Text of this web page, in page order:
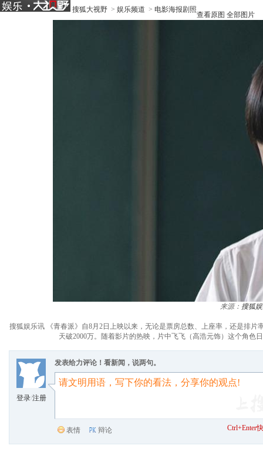
搜狐大视野 > 娱乐频道 > 电影海报剧照
查看原图 全部图片
来源： 搜狐
搜狐娱乐讯 《青春派》自8月2日上映以来，无论是票房总数、上座率，还是排
天破2000万。随着影片的热映，片中飞飞（高浩元饰）这个角
登录/注册
发表给力评论！看新闻，说两句。
表情 辩论 Ctrl+Enter